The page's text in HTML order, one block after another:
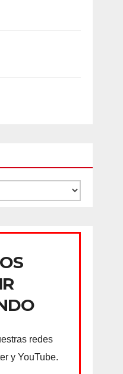
redes
y YouTube.